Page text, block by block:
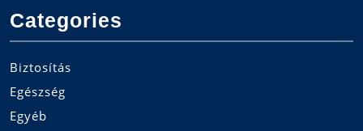
Categories
Biztosítás
Egészség
Egyéb